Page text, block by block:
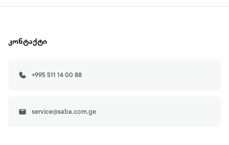
კონტაქტი
+995 511 14 00 88
service@saba.com.ge